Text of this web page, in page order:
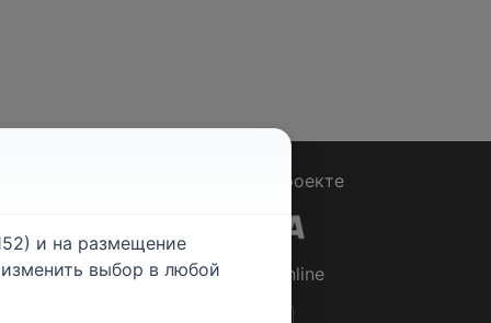
О проекте
© 2026Rabotniki.online
и на размещение
выбор в любой